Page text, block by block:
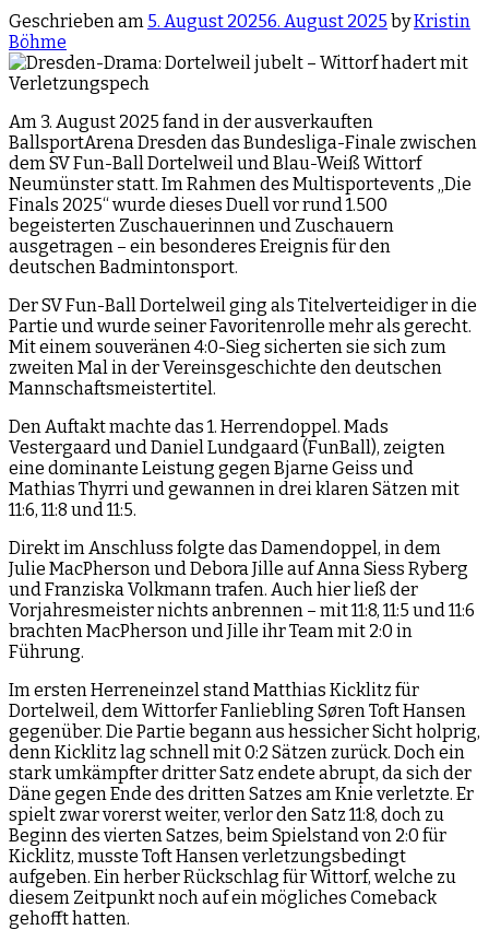
Geschrieben am 5. August 20256. August 2025 byKristin
Böhme
Am 3. August 2025 fand in der ausverkauften
BallsportArena Dresden das Bundesliga-Finale zwischen
dem SV Fun-Ball Dortelweil und Blau-Weiß Wittorf
Neumünster statt. Im Rahmen des Multisportevents „Die
Finals 2025“ wurde dieses Duell vor rund 1.500
begeisterten Zuschauerinnen und Zuschauern
ausgetragen – ein besonderes Ereignis für den
deutschen Badmintonsport.
Der SV Fun-Ball Dortelweil ging als Titelverteidiger in die
Partie und wurde seiner Favoritenrolle mehr als gerecht.
Mit einem souveränen 4:0-Sieg sicherten sie sich zum
zweiten Mal in der Vereinsgeschichte den deutschen
Mannschaftsmeistertitel.
Den Auftakt machte das 1. Herrendoppel. Mads
Vestergaard und Daniel Lundgaard (FunBall), zeigten
eine dominante Leistung gegen Bjarne Geiss und
Mathias Thyrri und gewannen in drei klaren Sätzen mit
11:6, 11:8 und 11:5.
Direkt im Anschluss folgte das Damendoppel, in dem
Julie MacPherson und Debora Jille auf Anna Siess Ryberg
und Franziska Volkmann trafen. Auch hier ließ der
Vorjahresmeister nichts anbrennen – mit 11:8, 11:5 und 11:6
brachten MacPherson und Jille ihr Team mit 2:0 in
Führung.
Im ersten Herreneinzel stand Matthias Kicklitz für
Dortelweil, dem Wittorfer Fanliebling Søren Toft Hansen
gegenüber. Die Partie begann aus hessicher Sicht holprig,
denn Kicklitz lag schnell mit 0:2 Sätzen zurück. Doch ein
stark umkämpfter dritter Satz endete abrupt, da sich der
Däne gegen Ende des dritten Satzes am Knie verletzte. Er
spielt zwar vorerst weiter, verlor den Satz 11:8, doch zu
Beginn des vierten Satzes, beim Spielstand von 2:0 für
Kicklitz, musste Toft Hansen verletzungsbedingt
aufgeben. Ein herber Rückschlag für Wittorf, welche zu
diesem Zeitpunkt noch auf ein mögliches Comeback
gehofft hatten.